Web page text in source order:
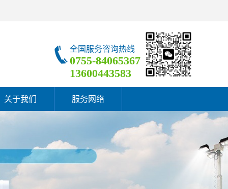
全国服务咨询热线
0755-84065367
13600443583
关于我们 服务网络